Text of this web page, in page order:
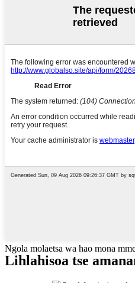
Ngola molaetsa wa hao mona
Lihlahisoa tse